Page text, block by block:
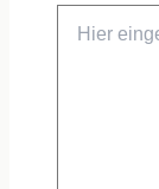
eingeben…